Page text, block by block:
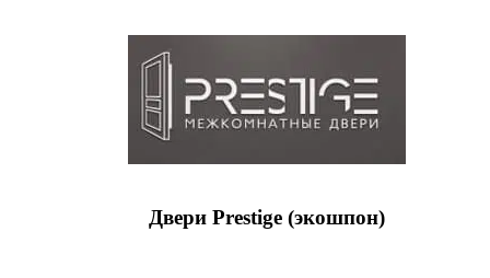
Двери Prestige (экошпон)